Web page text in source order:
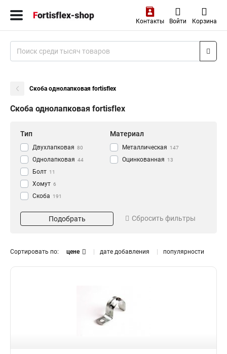
Контакты Войти Корзина
Скоба однолапковая fortisflex
Скоба однолапковая fortisflex
Тип
Двухлапковая 80
Однолапковая 44
Болт 11
Хомут 6
Скоба 191
Материал
Металлическая 147
Оцинкованная 13
для кабеля
Подобрать Сбросить фильтры
Сортировать по: цене дате добавления популярности